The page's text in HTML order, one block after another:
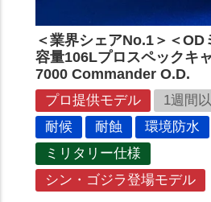
＜業界シェアNo.1＞＜OD
容量106Lプロスペックキ
7000 Commander O.D.
プロ提供モデル
1週間
耐候
耐蝕
環境防水
ミリタリー仕様
シン・ゴジラ登場モデル